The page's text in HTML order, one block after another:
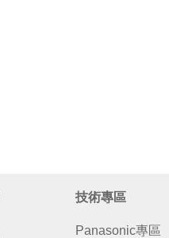
技術專區
Panasonic專區